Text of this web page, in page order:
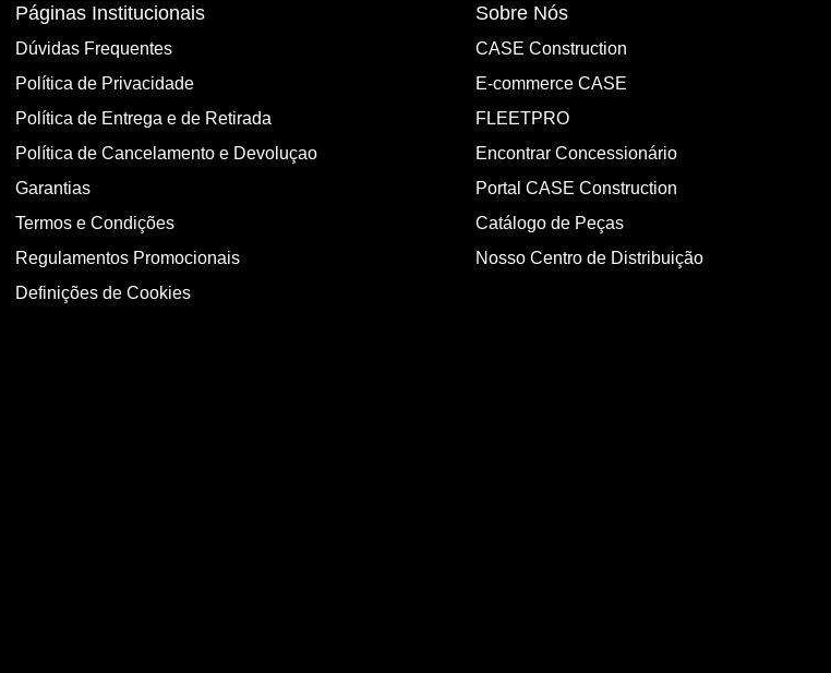
Páginas Institucionais
Dúvidas Frequentes
Política de Privacidade
Política de Entrega e de Retirada
Política de Cancelamento e Devoluçao
Garantias
Termos e Condições
Regulamentos Promocionais
Definições de Cookies
Sobre Nós
CASE Construction
E-commerce CASE
FLEETPRO
Encontrar Concessionário
Portal CASE Construction
Catálogo de Peças
Nosso Centro de Distribuição